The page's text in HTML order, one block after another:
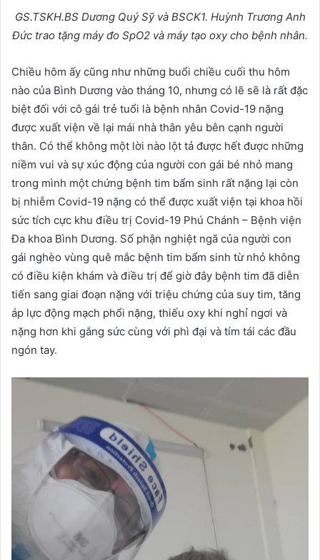
GS.TSKH.BS Dương Quý Sỹ và BSCK1. Huỳnh Trương Anh
Đức trao tặng máy đo SpO2 và máy tạo oxy cho bệnh nhân.
Chiều hôm ấy cũng như những buổi chiều cuối thu hôm
nào của Bình Dương vào tháng 10, nhưng có lẽ sẽ là rất đặc
biệt đối với cô gái trẻ tuổi là bệnh nhân Covid-19 nặng
được xuất viện về lại mái nhà thân yêu bên cạnh người
thân. Có thể không một lời nào lột tả được hết được những
niềm vui và sự xúc động của người con gái bé nhỏ mang
trong mình một chứng bệnh tim bẩm sinh rất nặng lại còn
bị nhiễm Covid-19 nặng có thể được xuất viện tại khoa hồi
sức tích cực khu điều trị Covid-19 Phú Chánh – Bệnh viện
Đa khoa Bình Dương. Số phận nghiệt ngã của người con
gái nghèo vùng quê mắc bệnh tim bẩm sinh từ nhỏ không
có điều kiện khám và điều trị để giờ đây bệnh tim đã diễn
tiến sang giai đoạn nặng với triệu chứng của suy tim, tăng
áp lực động mạch phổi nặng, thiếu oxy khi nghỉ ngơi và
nặng hơn khi gắng sức cùng với phì đại và tím tái các đầu
ngón tay.